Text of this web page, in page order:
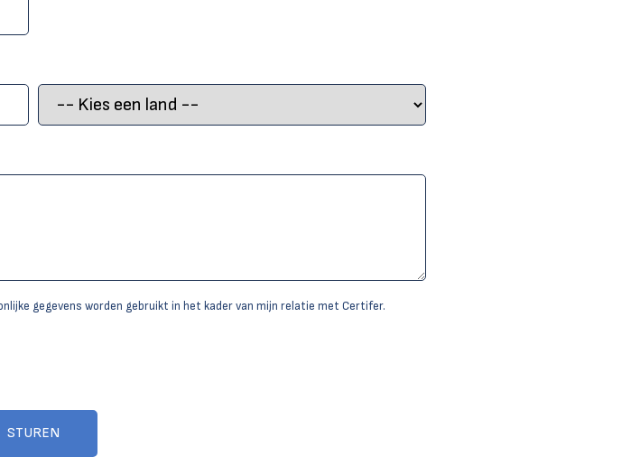
gegevens worden gebruikt in het kader van mijn relatie met Certifer.